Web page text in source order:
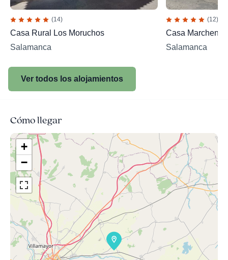
(14)
Casa Rural Los Moruchos
Salamanca
(12)
Casa Marchena
Salamanca
Ver todos los alojamientos
Cómo llegar
+
−